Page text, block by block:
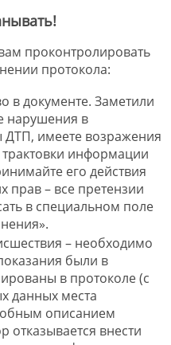
проконтролировать
протокола:
в документе. Заметили
нарушения в
имеете возражения
информации
его действия
прав – все претензии
в специальном поле
– необходимо
были в
в протоколе (с
данных места
описанием
отказывается внести